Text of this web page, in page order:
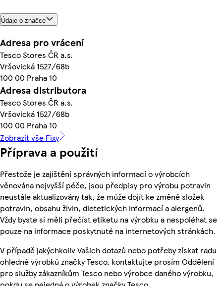
Údaje o značce
Adresa pro vrácení
Tesco Stores ČR a.s.
Vršovická 1527/68b
100 00 Praha 10
Adresa distributora
Tesco Stores ČR a.s.
Vršovická 1527/68b
100 00 Praha 10
Zobrazit vše Fixy
Příprava a použití
Přestože je zajištění správných informací o výrobcích
věnována nejvyšší péče, jsou předpisy pro výrobu potravin
neustále aktualizovány tak, že může dojít ke změně složek
potravin, obsahu živin, dietetických informací a alergenů.
Vždy byste si měli přečíst etiketu na výrobku a nespoléhat se
pouze na informace poskytnuté na internetových stránkách.
V případě jakýchkoliv Vašich dotazů nebo potřeby získat radu
ohledně výrobků značky Tesco, kontaktujte prosím Oddělení
pro služby zákazníkům Tesco nebo výrobce daného výrobku,